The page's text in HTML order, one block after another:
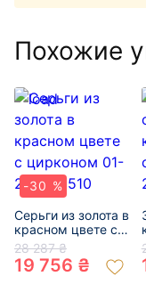
Похожие
-30 %
Серьги из золота в
красном цвете с
цирконом 01-
200382510
28 287 ₴
19 756 ₴